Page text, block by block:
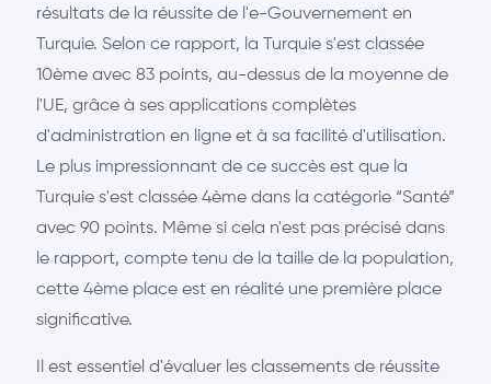
résultats de la réussite de l'e-Gouvernement en
Turquie. Selon ce rapport, la Turquie s'est classée
10ème avec 83 points, au-dessus de la moyenne de
l'UE, grâce à ses applications complètes
d'administration en ligne et à sa facilité d'utilisation.
Le plus impressionnant de ce succès est que la
Turquie s'est classée 4ème dans la catégorie “Santé”
avec 90 points. Même si cela n'est pas précisé dans
le rapport, compte tenu de la taille de la population,
cette 4ème place est en réalité une première place
significative.
Il est essentiel d'évaluer les classements de réussite